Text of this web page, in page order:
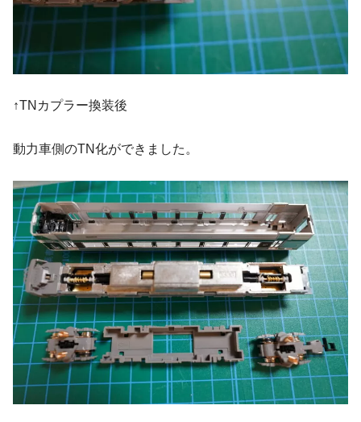
↑TNカプラー換装後
動力車側のTN化ができました。